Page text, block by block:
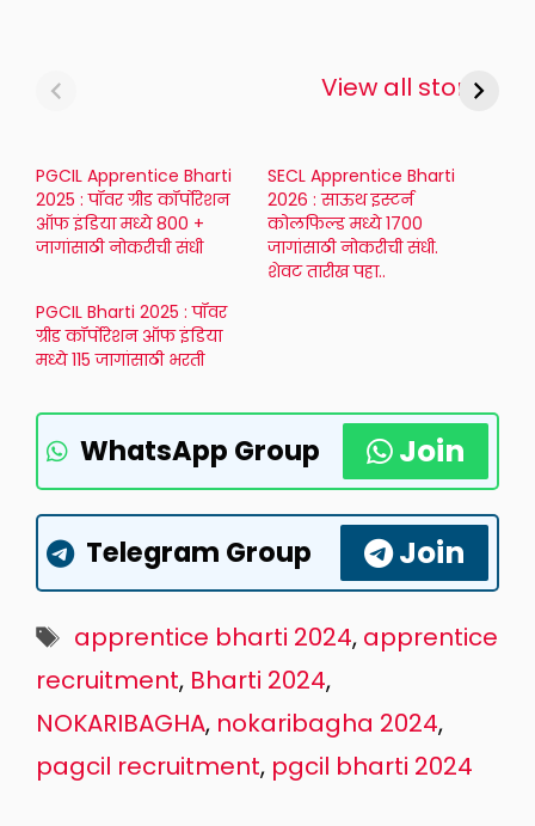
View all stories
PGCIL Apprentice Bharti
2025 : पॉवर ग्रीड कॉर्पोरेशन
ऑफ इंडिया मध्ये 800 +
जागांसाठी नोकरीची संधी
SECL Apprentice Bharti
2026 : साऊथ इस्टर्न
कोलफिल्ड मध्ये 1700
जागांसाठी नोकरीची संधी.
शेवट तारीख पहा..
PGCIL Bharti 2025 : पॉवर
ग्रीड कॉर्पोरेशन ऑफ इंडिया
मध्ये 115 जागांसाठी भरती
WhatsApp Group Join
Telegram Group Join
Tags
apprentice bharti 2024, apprentice
recruitment, Bharti 2024,
NOKARIBAGHA, nokaribagha 2024,
pagcil recruitment, pgcil bharti 2024